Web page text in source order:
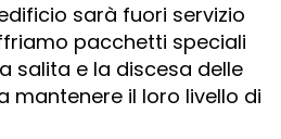
sarà fuori servizio
pacchetti speciali
salita e la discesa delle
mantenere il loro livello di